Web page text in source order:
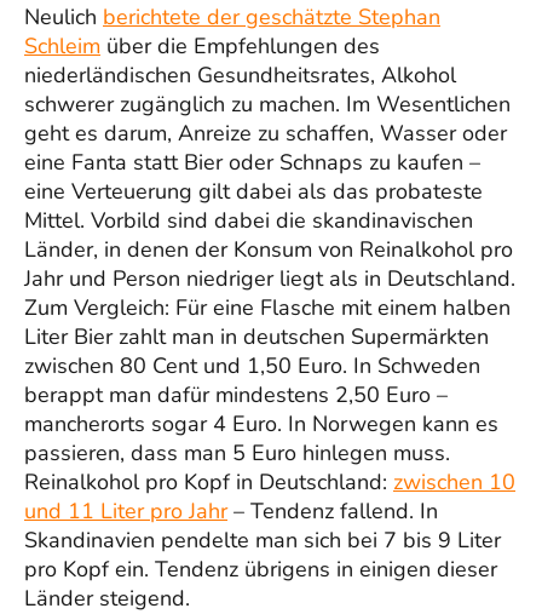
Neulich berichtete der geschätzte Stephan
Schleim über die Empfehlungen des
niederländischen Gesundheitsrates, Alkohol
schwerer zugänglich zu machen. Im Wesentlichen
geht es darum, Anreize zu schaffen, Wasser oder
eine Fanta statt Bier oder Schnaps zu kaufen –
eine Verteuerung gilt dabei als das probateste
Mittel. Vorbild sind dabei die skandinavischen
Länder, in denen der Konsum von Reinalkohol pro
Jahr und Person niedriger liegt als in Deutschland.
Zum Vergleich: Für eine Flasche mit einem halben
Liter Bier zahlt man in deutschen Supermärkten
zwischen 80 Cent und 1,50 Euro. In Schweden
berappt man dafür mindestens 2,50 Euro –
mancherorts sogar 4 Euro. In Norwegen kann es
passieren, dass man 5 Euro hinlegen muss.
Reinalkohol pro Kopf in Deutschland: zwischen 10
und 11 Liter pro Jahr– Tendenz fallend. In
Skandinavien pendelte man sich bei 7 bis 9 Liter
pro Kopf ein. Tendenz übrigens in einigen dieser
Länder steigend.